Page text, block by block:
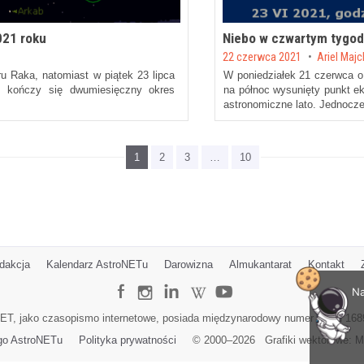
roku
Raka, natomiast w piątek 23 lipca
kończy się dwumiesięczny okres
Niebo w czwartym
Posted on
22 czerwca 2021 by Ariel
W poniedziałek 21 czerwca
na północ wysunięty punkt
astronomiczne lato.
1 2 3 … 10
Kalendarz AstroNETu Darowizna Almukantarat Kontakt
jako czasopismo internetowe, posiada międzynarodowy numer ISSN
AstroNETu
Polityka prywatności © 2000–2026 Grafiki wektorowe: